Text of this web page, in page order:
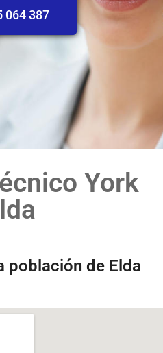
064 387
York
población de Elda